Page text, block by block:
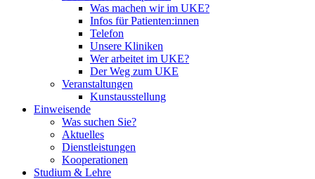
Was machen wir im UKE?
Infos für Patienten:innen
Telefon
Unsere Kliniken
Wer arbeitet im UKE?
Der Weg zum UKE
Veranstaltungen
Kunstausstellung
Einweisende
Was suchen Sie?
Aktuelles
Dienstleistungen
Kooperationen
Studium & Lehre